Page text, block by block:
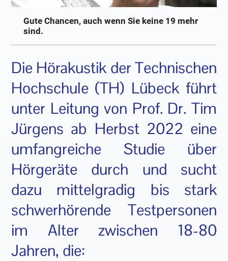
Gute Chancen, auch wenn Sie keine 19 mehr
sind.
Die Hörakustik der Technischen
Hochschule (TH) Lübeck führt
unter Leitung von Prof. Dr. Tim
Jürgens ab Herbst 2022 eine
umfangreiche Studie über
Hörgeräte durch und sucht
dazu mittelgradig bis stark
schwerhörende Testpersonen
im Alter zwischen 18-80
Jahren, die: